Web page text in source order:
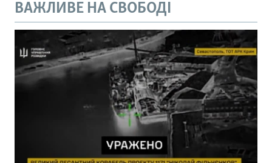
ВАЖЛИВЕ НА СВОБОДІ